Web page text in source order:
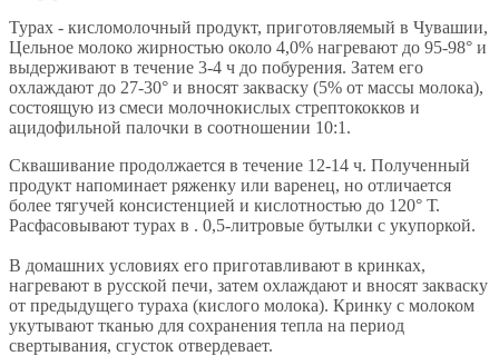
Турах - кисломолочный продукт, приготовляемый в Чувашии,
Цельное молоко жирностью около 4,0% нагревают до 95-98° и
выдерживают в течение 3-4 ч до побурения. Затем его
охлаждают до 27-30° и вносят закваску (5% от массы молока),
состоящую из смеси молочнокислых стрептококков и
ацидофильной палочки в соотношении 10:1.
Сквашивание продолжается в течение 12-14 ч. Полученный
продукт напоминает ряженку или варенец, но отличается
более тягучей консистенцией и кислотностью до 120° Т.
Расфасовывают турах в . 0,5-литровые бутылки с укупоркой.
В домашних условиях его приготавливают в кринках,
нагревают в русской печи, затем охлаждают и вносят закваску
от предыдущего тураха (кислого молока). Кринку с молоком
укутывают тканью для сохранения тепла на период
свертывания, сгусток отвердевает.